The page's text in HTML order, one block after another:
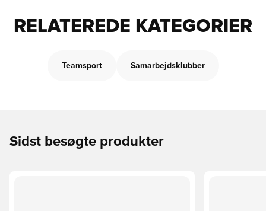
RELATEREDE KATEGORIER
Teamsport Samarbejdsklubber
Sidst besøgte produkter